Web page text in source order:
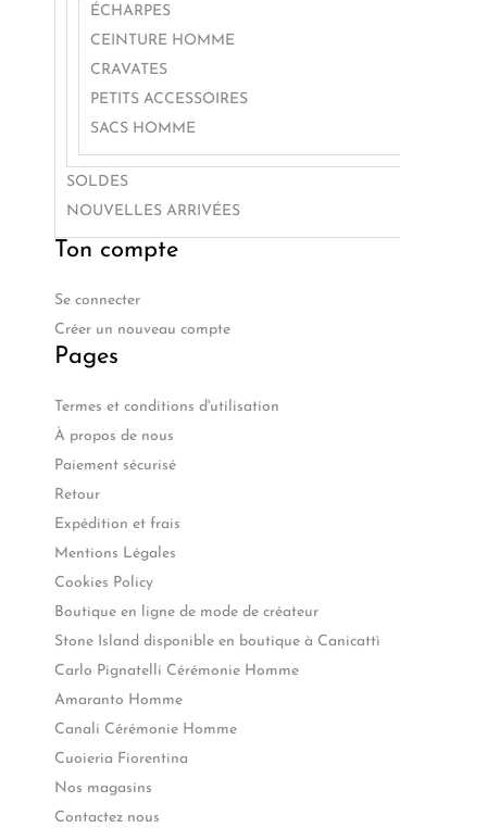
ÉCHARPES
CEINTURE HOMME
CRAVATES
PETITS ACCESSOIRES
SACS HOMME
SOLDES
NOUVELLES ARRIVÉES
Ton compte
Se connecter
Créer un nouveau compte
Pages
Termes et conditions d'utilisation
À propos de nous
Paiement sécurisé
Retour
Expédition et frais
Mentions Légales
Cookies Policy
Boutique en ligne de mode de créateur
Stone Island disponible en boutique à Canicattì
Carlo Pignatelli Cérémonie Homme
Amaranto Homme
Canali Cérémonie Homme
Cuoieria Fiorentina
Nos magasins
Contactez nous